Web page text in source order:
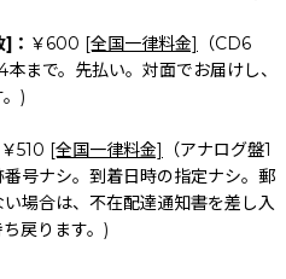
： ￥600 [全国一律料金]
（CD6
まで。先払い。対面でお届けし、
)
￥510 [全国一律料金]
（アナログ盤1
号ナシ。到着日時の指定ナシ。郵
場合は、不在配達通知書を差し入
戻ります。)